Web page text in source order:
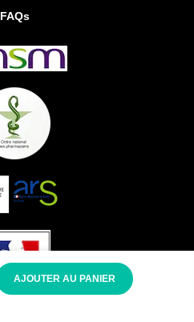
FAQs
Mon panier
AJOUTER AU PANIER